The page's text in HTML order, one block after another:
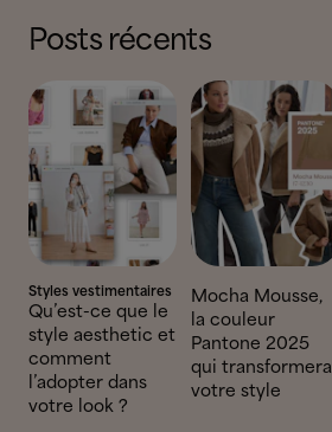
Posts récents
Styles vestimentaires
Qu’est-ce que le
style aesthetic et
comment
l’adopter dans
votre look ?
Mocha Mousse,
la couleur
Pantone 2025
qui transformera
votre style